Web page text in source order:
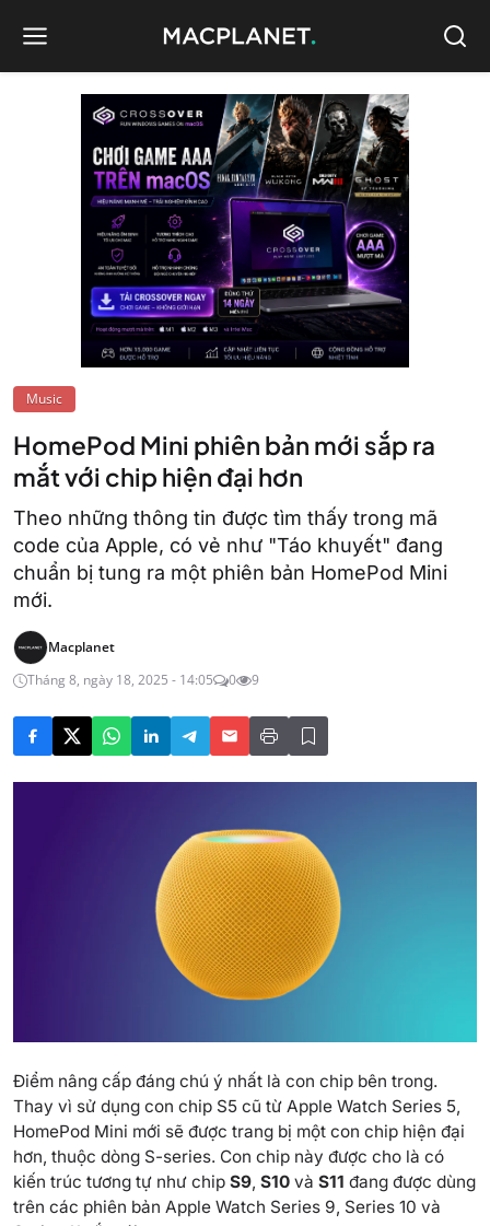
Music
HomePod Mini phiên bản mới sắp ra
mắt với chip hiện đại hơn
Theo những thông tin được tìm thấy trong mã
code của Apple, có vẻ như "Táo khuyết" đang
chuẩn bị tung ra một phiên bản HomePod Mini
mới.
Macplanet
Tháng 8, ngày 18, 2025 - 14:05
0 9
Điểm nâng cấp đáng chú ý nhất là con chip bên trong.
Thay vì sử dụng con chip S5 cũ từ Apple Watch Series 5,
HomePod Mini mới sẽ được trang bị một con chip hiện đại
hơn, thuộc dòng S-series. Con chip này được cho là có
kiến trúc tương tự như chip S9, S10 và S11 đang được dùng
trên các phiên bản Apple Watch Series 9, Series 10 và